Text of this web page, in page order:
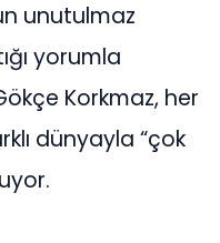
unutulmaz
yorumla
Korkmaz, her
dünyayla “çok